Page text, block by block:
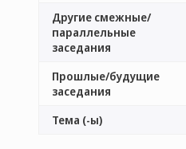
Другие смежные/
параллельные
заседания
Прошлые/будущие
заседания
Тема (-ы)